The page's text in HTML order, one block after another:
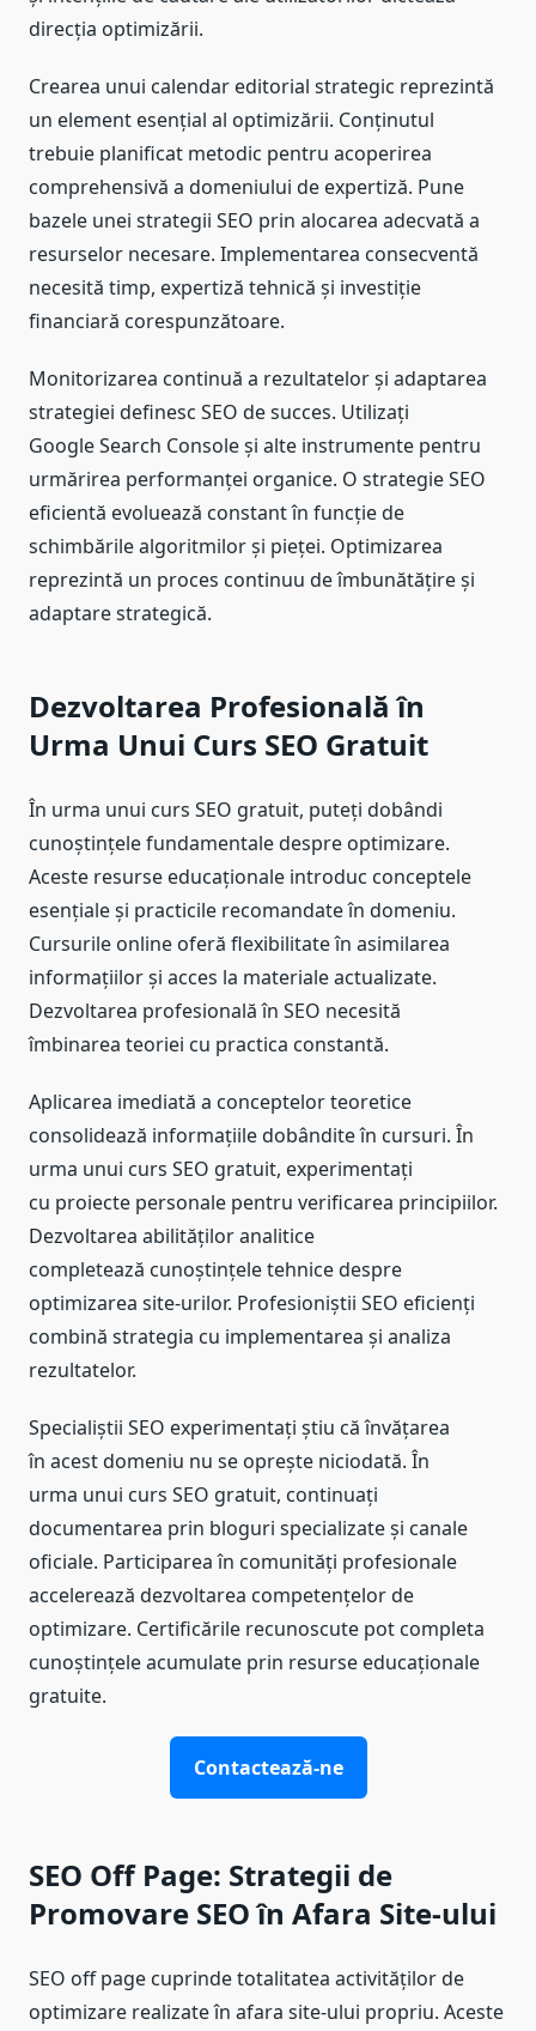
direcția optimizării.
Crearea unui calendar editorial strategic reprezintă
un element esențial al optimizării. Conținutul
trebuie planificat metodic pentru acoperirea
comprehensivă a domeniului de expertiză. Pune
bazele unei strategii SEO prin alocarea adecvată a
resurselor necesare. Implementarea consecventă
necesită timp, expertiză tehnică și investiție
financiară corespunzătoare.
Monitorizarea continuă a rezultatelor și adaptarea
strategiei definesc SEO de succes. Utilizați
Google Search Console și alte instrumente pentru
urmărirea performanței organice. O strategie SEO
eficientă evoluează constant în funcție de
schimbările algoritmilor și pieței. Optimizarea
reprezintă un proces continuu de îmbunătățire și
adaptare strategică.
Dezvoltarea Profesională în
Urma Unui Curs SEO Gratuit
În urma unui curs SEO gratuit, puteți dobândi
cunoștințele fundamentale despre optimizare.
Aceste resurse educaționale introduc conceptele
esențiale și practicile recomandate în domeniu.
Cursurile online oferă flexibilitate în asimilarea
informațiilor și acces la materiale actualizate.
Dezvoltarea profesională în SEO necesită
îmbinarea teoriei cu practica constantă.
Aplicarea imediată a conceptelor teoretice
consolidează informațiile dobândite în cursuri. În
urma unui curs SEO gratuit, experimentați
cu proiecte personale pentru verificarea principiilor.
Dezvoltarea abilităților analitice
completează cunoștințele tehnice despre
optimizarea site-urilor. Profesioniștii SEO eficienți
combină strategia cu implementarea și analiza
rezultatelor.
Specialiștii SEO experimentați știu că învățarea
în acest domeniu nu se oprește niciodată. În
urma unui curs SEO gratuit, continuați
documentarea prin bloguri specializate și canale
oficiale. Participarea în comunități profesionale
accelerează dezvoltarea competențelor de
optimizare. Certificările recunoscute pot completa
cunoștințele acumulate prin resurse educaționale
gratuite.
Contactează-ne
SEO Off Page: Strategii de
Promovare SEO în Afara Site-ului
SEO off page cuprinde totalitatea activităților de
optimizare realizate în afara site-ului propriu. Aceste